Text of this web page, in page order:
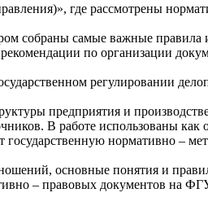
где рассмотрены
собраны самые важные
по организации
регулировании
предприятия и
В работе использованы как
нормативно –
основные понятия и
– правовых документов